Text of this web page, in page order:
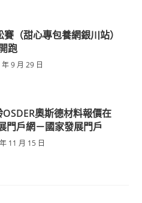
（甜心專包養網銀川站）
跑
9 月 29 日
奧斯德材料報價在
門戶網－國家發展門戶
11 月 15 日